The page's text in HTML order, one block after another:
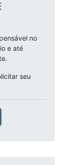
no
e até
seu